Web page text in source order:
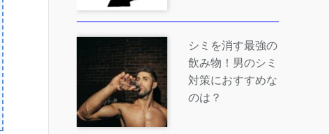
シミを消す最強の
飲み物！男のシミ
対策におすすめな
のは？